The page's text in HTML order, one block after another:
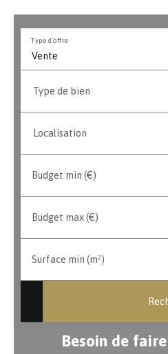
Vente
Type d'offre
Type de bien
Localisation
Budget min (€)
Budget max (€)
Surface min (m²)
Besoin de